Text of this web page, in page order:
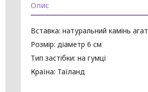
Опис
Вставка: натуральний камінь агат
Розмір: діаметр 6 см
Тип застібки: на гумці
Країна: Таїланд